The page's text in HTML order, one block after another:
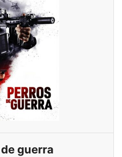
guerra